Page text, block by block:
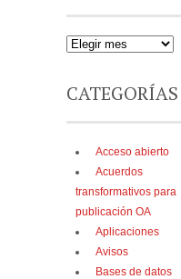
CATEGORÍAS
Acceso abierto
Acuerdos
transformativos para
publicación OA
Aplicaciones
Avisos
Bases de datos